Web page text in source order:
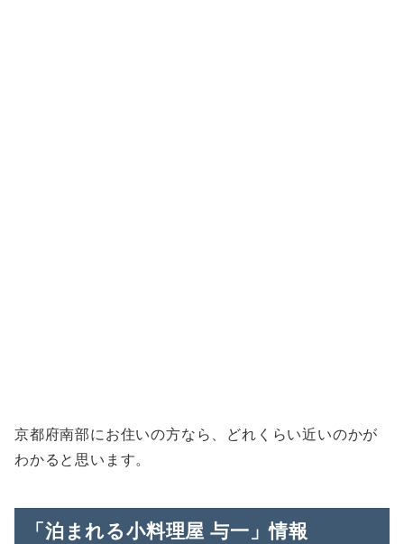
京都府南部にお住いの方なら、どれくらい近いのかが
わかると思います。
「泊まれる小料理屋 与一」情報